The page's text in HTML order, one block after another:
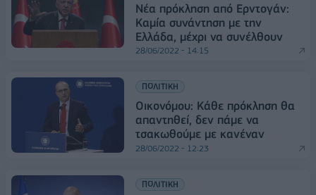
Νέα πρόκληση από Ερντογάν:
Καμία συνάντηση με την
Ελλάδα, μέχρι να συνέλθουν
28/06/2022 - 14:15
ΠΟΛΙΤΙΚΗ
Οικονόμου: Κάθε πρόκληση θα
απαντηθεί, δεν πάμε να
τσακωθούμε με κανέναν
28/06/2022 - 12:23
ΠΟΛΙΤΙΚΗ